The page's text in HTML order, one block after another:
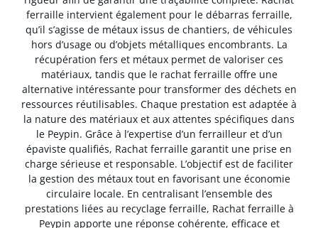
ferraille intervient également pour le débarras ferraille,
qu’il s’agisse de métaux issus de chantiers, de véhicules
hors d’usage ou d’objets métalliques encombrants. La
récupération fers et métaux permet de valoriser ces
matériaux, tandis que le rachat ferraille offre une
alternative intéressante pour transformer des déchets en
ressources réutilisables. Chaque prestation est adaptée à
la nature des matériaux et aux attentes spécifiques dans
le Peypin. Grâce à l’expertise d’un ferrailleur et d’un
épaviste qualifiés, Rachat ferraille garantit une prise en
charge sérieuse et responsable. L’objectif est de faciliter
la gestion des métaux tout en favorisant une économie
circulaire locale. En centralisant l’ensemble des
prestations liées au recyclage ferraille, Rachat ferraille à
Peypin apporte une réponse cohérente, efficace et